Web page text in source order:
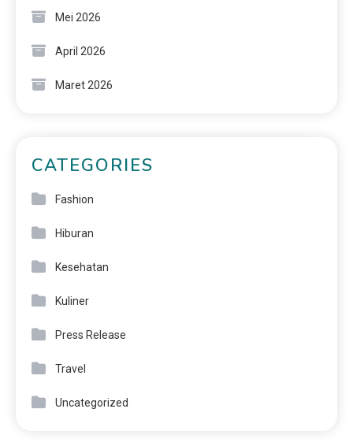
Mei 2026
April 2026
Maret 2026
CATEGORIES
Fashion
Hiburan
Kesehatan
Kuliner
Press Release
Travel
Uncategorized